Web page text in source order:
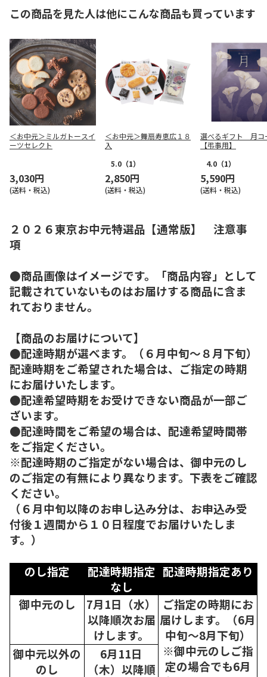
この商品を見た人は他にこんな商品も買っています
＜お中元＞ミルガトースイ
ーツセレクト
3,030円
(送料・税込)
＜お中元＞舞扇寿恵広１８
入
5.0 （1）
2,850円
(送料・税込)
選べるギフト 月コ
【弔事用】
4.0 （1）
5,590円
(送料・税込)
２０２６東京お中元特選品【通常版】 注意事
項
●商品画像はイメージです。「商品内容」として
記載されていないものはお届けする商品に含ま
れておりません。
【商品のお届けについて】
●配達時期が選べます。（６月中旬～８月下旬）
配達時期をご希望された場合は、ご指定の時期
にお届けいたします。
●配達希望時期をお受けできない商品が一部ご
ざいます。
●配達時間をご希望の場合は、配達希望時間帯
をご指定ください。
※配達時期のご指定がない場合は、御中元のし
のご指定の有無により異なります。下表をご確認
ください。
（６月中旬以降のお申し込み分は、お申込み受
付後１週間から１０日程度でお届けいたしま
す。）
のし指定
配達時期指定
なし
配達時期指定あり
御中元のし
7月1日（水）
以降順次お届
けします。
ご指定の時期にお
届けします。（6月
中旬～8月下旬）
※御中元のしご指
定の場合でも6月
御中元以外の
のし
6月11日
（木）以降順